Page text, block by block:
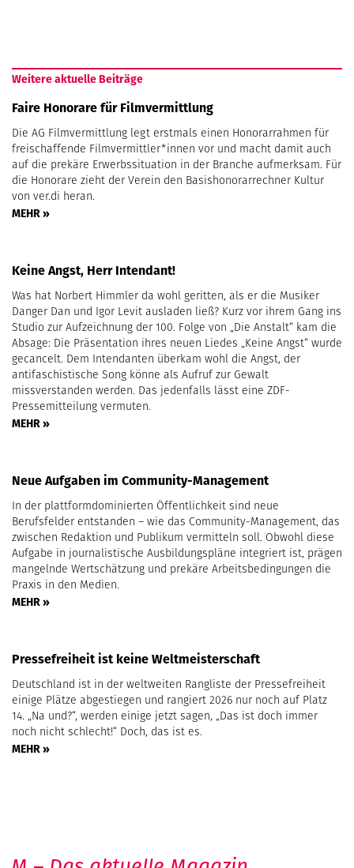
Weitere aktuelle Beiträge
Faire Honorare für Filmvermittlung
Die AG Filmvermittlung legt erstmals einen Honorarrahmen für
freischaffende Filmvermittler*innen vor und macht damit auch
auf die prekäre Erwerbssituation in der Branche aufmerksam. Für
die Honorare zieht der Verein den Basishonorarrechner Kultur
von ver.di heran.
MEHR »
Keine Angst, Herr Intendant!
Was hat Norbert Himmler da wohl geritten, als er die Musiker
Danger Dan und Igor Levit ausladen ließ? Kurz vor ihrem Gang ins
Studio zur Aufzeichnung der 100. Folge von „Die Anstalt“ kam die
Absage: Die Präsentation ihres neuen Liedes „Keine Angst“ wurde
gecancelt. Dem Intendanten überkam wohl die Angst, der
antifaschistische Song könne als Aufruf zur Gewalt
missverstanden werden. Das jedenfalls lässt eine ZDF-
Pressemitteilung vermuten.
MEHR »
Neue Aufgaben im Community-Management
In der plattformdominierten Öffentlichkeit sind neue
Berufsfelder entstanden – wie das Community-Management, das
zwischen Redaktion und Publikum vermitteln soll. Obwohl diese
Aufgabe in journalistische Ausbildungspläne integriert ist, prägen
mangelnde Wertschätzung und prekäre Arbeitsbedingungen die
Praxis in den Medien.
MEHR »
Pressefreiheit ist keine Weltmeisterschaft
Deutschland ist in der weltweiten Rangliste der Pressefreiheit
einige Plätze abgestiegen und rangiert 2026 nur noch auf Platz
14. „Na und?“, werden einige jetzt sagen, „Das ist doch immer
noch nicht schlecht!“ Doch, das ist es.
MEHR »